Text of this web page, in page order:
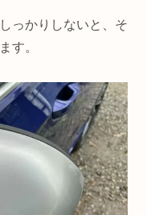
っかりしないと、そ
す。